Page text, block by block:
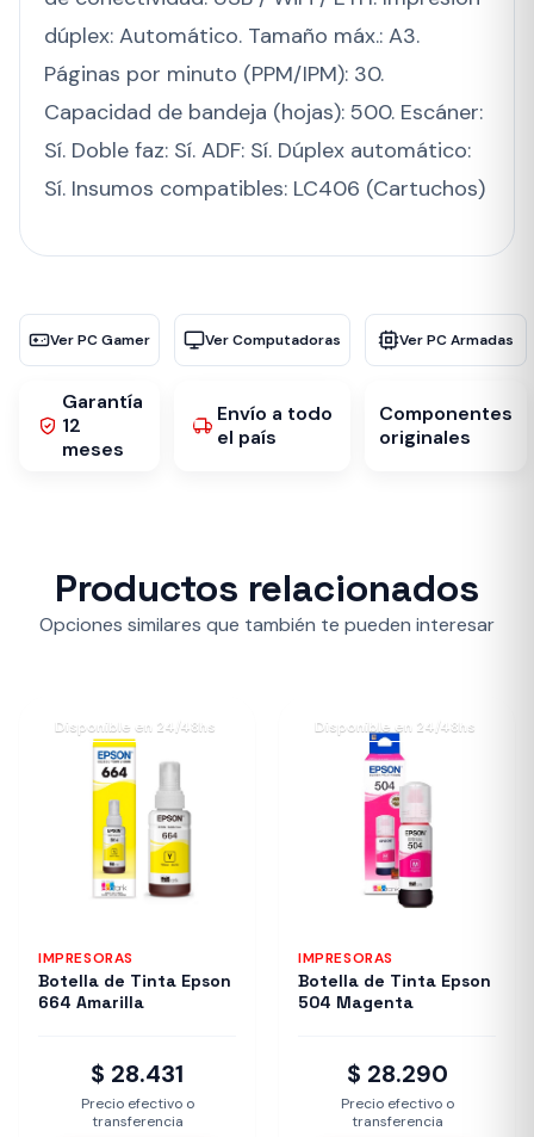
dúplex: Automático. Tamaño máx.: A3.
Páginas por minuto (PPM/IPM): 30.
Capacidad de bandeja (hojas): 500. Escáner:
Sí. Doble faz: Sí. ADF: Sí. Dúplex automático:
Sí. Insumos compatibles: LC406 (Cartuchos)
Ver PC Gamer Ver Computadoras Ver PC Armadas
Garantía
12
meses
Envío a todo
el país
Componentes
originales
Productos relacionados
Opciones similares que también te pueden interesar
Disponible en 24/48hs
IMPRESORAS
Botella de Tinta Epson
664 Amarilla
$ 28.431
Precio efectivo o
transferencia
Disponible en 24/48hs
IMPRESORAS
Botella de Tinta Epson
504 Magenta
$ 28.290
Precio efectivo o
transferencia